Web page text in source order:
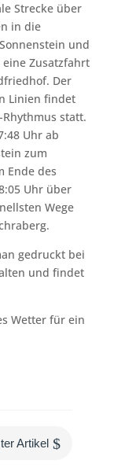
Strecke über
in die
und
Zusatzfahrt
Der
Linien findet
statt.
Uhr ab
zum
Ende des
Uhr über
Wege
gedruckt bei
und findet
Wetter für ein
Artikel $